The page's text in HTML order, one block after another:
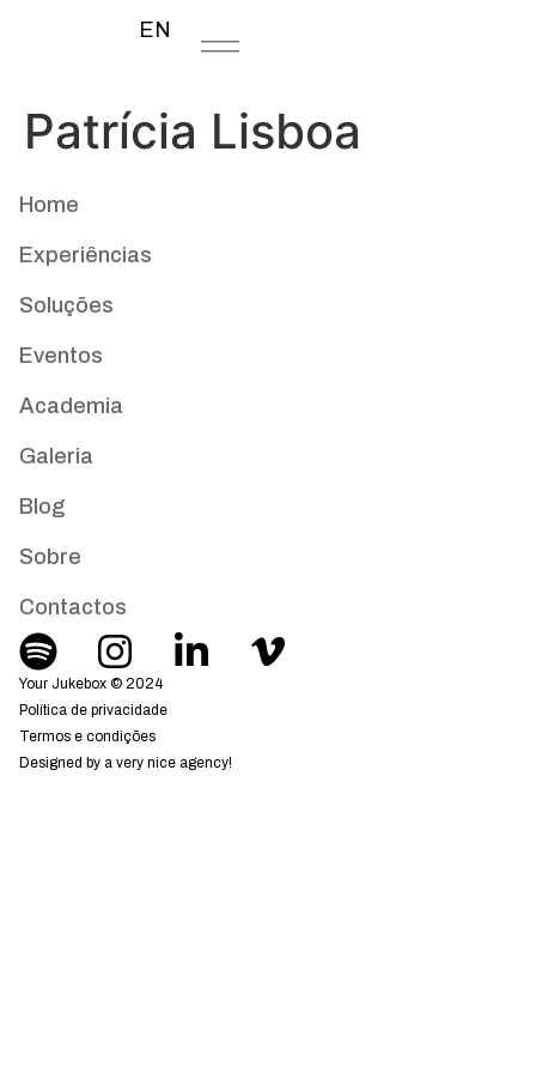
EN
Patrícia Lisboa
Home
Experiências
Soluções
Eventos
Academia
Galeria
Blog
Sobre
Contactos
Your Jukebox © 2024
Política de privacidade
Termos e condições
Designed by a very nice agency!